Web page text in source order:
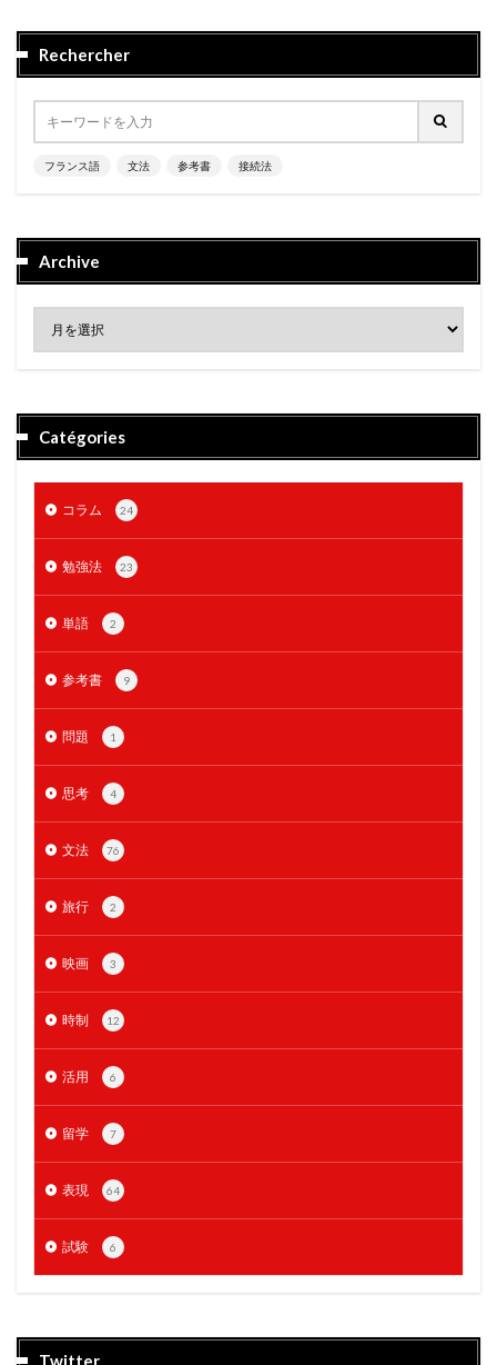
Rechercher
フランス語 文法 参考書 接続法
Archive
Catégories
コラム 24
勉強法 23
単語 2
参考書 9
問題 1
思考 4
文法 76
旅行 2
映画 3
時制 12
活用 6
留学 7
表現 64
試験 6
Twitter